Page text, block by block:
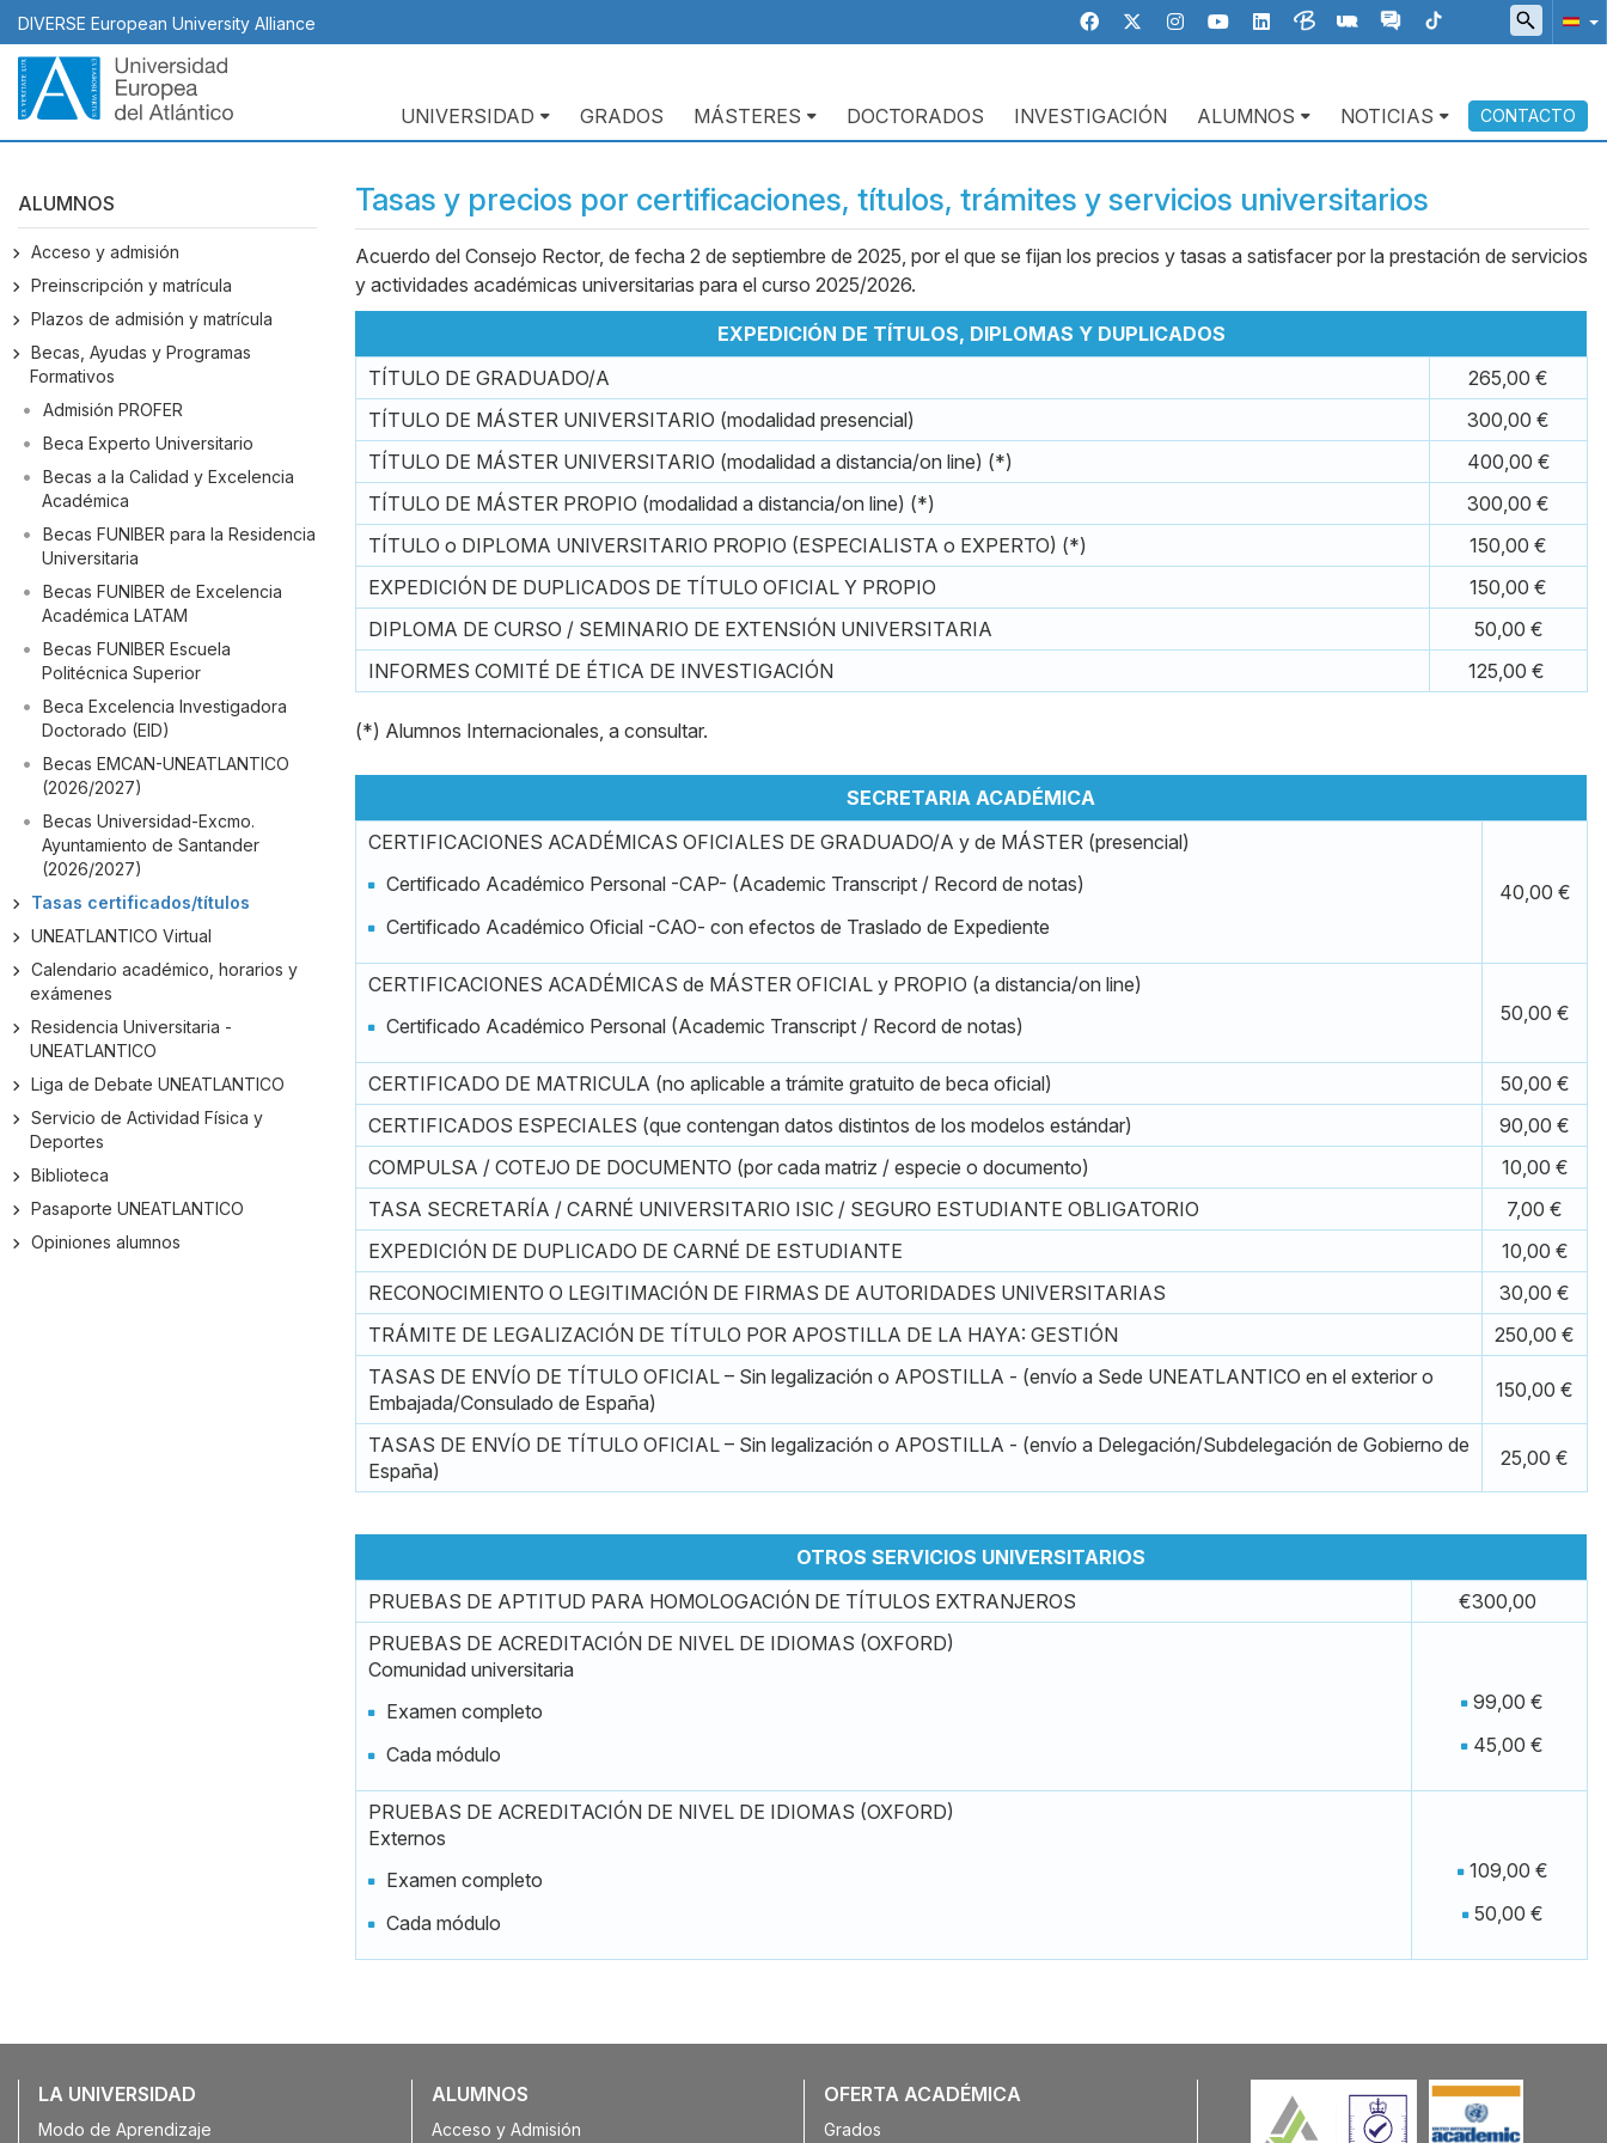
Pasar
al
contenido
principal
DIVERSE European University Alliance
Navegación
principal
UNIVERSIDAD GRADOS MÁSTERES DOCTORADOS INVESTIGACIÓN ALUMNOS NOTICIAS CONTACTO
ALUMNOS
Acceso y admisión
Preinscripción y matrícula
Plazos de admisión y matrícula
Becas, Ayudas y Programas
Formativos
Admisión PROFER
Beca Experto Universitario
Becas a la Calidad y Excelencia
Académica
Becas FUNIBER para la Residencia
Universitaria
Becas FUNIBER de Excelencia
Académica LATAM
Becas FUNIBER Escuela
Politécnica Superior
Beca Excelencia Investigadora
Doctorado (EID)
Becas EMCAN-UNEATLANTICO
(2026/2027)
Becas Universidad-Excmo.
Ayuntamiento de Santander
(2026/2027)
Tasas certificados/títulos
UNEATLANTICO Virtual
Calendario académico, horarios y
exámenes
Residencia Universitaria -
UNEATLANTICO
Liga de Debate UNEATLANTICO
Servicio de Actividad Física y
Deportes
Biblioteca
Pasaporte UNEATLANTICO
Opiniones alumnos
Tasas y precios por certificaciones, títulos, trámites y servicios universitarios
Body
Acuerdo del Consejo Rector, de fecha 2 de septiembre de 2025, por el que se fijan los precios y tasas a satisfacer por la prestación de servicios
y actividades académicas universitarias para el curso 2025/2026.
EXPEDICIÓN DE TÍTULOS, DIPLOMAS Y DUPLICADOS
TÍTULO DE GRADUADO/A
265,00 €
TÍTULO DE MÁSTER UNIVERSITARIO (modalidad presencial)
300,00 €
TÍTULO DE MÁSTER UNIVERSITARIO (modalidad a distancia/on line) (*)
400,00 €
TÍTULO DE MÁSTER PROPIO (modalidad a distancia/on line) (*)
300,00 €
TÍTULO o DIPLOMA UNIVERSITARIO PROPIO (ESPECIALISTA o EXPERTO) (*)
150,00 €
EXPEDICIÓN DE DUPLICADOS DE TÍTULO OFICIAL Y PROPIO
150,00 €
DIPLOMA DE CURSO / SEMINARIO DE EXTENSIÓN UNIVERSITARIA
50,00 €
INFORMES COMITÉ DE ÉTICA DE INVESTIGACIÓN
125,00 €
(*) Alumnos Internacionales, a consultar.
SECRETARIA ACADÉMICA
CERTIFICACIONES ACADÉMICAS OFICIALES DE GRADUADO/A y de MÁSTER (presencial)
Certificado Académico Personal -CAP- (Academic Transcript / Record de notas)
Certificado Académico Oficial -CAO- con efectos de Traslado de Expediente
40,00 €
CERTIFICACIONES ACADÉMICAS de MÁSTER OFICIAL y PROPIO (a distancia/on line)
Certificado Académico Personal (Academic Transcript / Record de notas)
50,00 €
CERTIFICADO DE MATRICULA (no aplicable a trámite gratuito de beca oficial)
50,00 €
CERTIFICADOS ESPECIALES (que contengan datos distintos de los modelos estándar)
90,00 €
COMPULSA / COTEJO DE DOCUMENTO (por cada matriz / especie o documento)
10,00 €
TASA SECRETARÍA / CARNÉ UNIVERSITARIO ISIC / SEGURO ESTUDIANTE OBLIGATORIO
7,00 €
EXPEDICIÓN DE DUPLICADO DE CARNÉ DE ESTUDIANTE
10,00 €
RECONOCIMIENTO O LEGITIMACIÓN DE FIRMAS DE AUTORIDADES UNIVERSITARIAS
30,00 €
TRÁMITE DE LEGALIZACIÓN DE TÍTULO POR APOSTILLA DE LA HAYA: GESTIÓN
250,00 €
TASAS DE ENVÍO DE TÍTULO OFICIAL – Sin legalización o APOSTILLA - (envío a Sede UNEATLANTICO en el exterior o
Embajada/Consulado de España)
150,00 €
TASAS DE ENVÍO DE TÍTULO OFICIAL – Sin legalización o APOSTILLA - (envío a Delegación/Subdelegación de Gobierno de
España)
25,00 €
OTROS SERVICIOS UNIVERSITARIOS
PRUEBAS DE APTITUD PARA HOMOLOGACIÓN DE TÍTULOS EXTRANJEROS
€300,00
PRUEBAS DE ACREDITACIÓN DE NIVEL DE IDIOMAS (OXFORD)
Comunidad universitaria
Examen completo
Cada módulo
99,00 €
45,00 €
PRUEBAS DE ACREDITACIÓN DE NIVEL DE IDIOMAS (OXFORD)
Externos
Examen completo
Cada módulo
109,00 €
50,00 €
LA UNIVERSIDAD
Modo de Aprendizaje
ALUMNOS
Acceso y Admisión
OFERTA ACADÉMICA
Grados